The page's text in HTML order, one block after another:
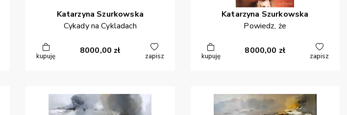
Katarzyna Szurkowska
Cykady na Cykladach
kupuję
8000,00 zł
zapisz
Katarzyna Szurkowska
Powiedz, że
kupuję
8000,00 zł
zapisz